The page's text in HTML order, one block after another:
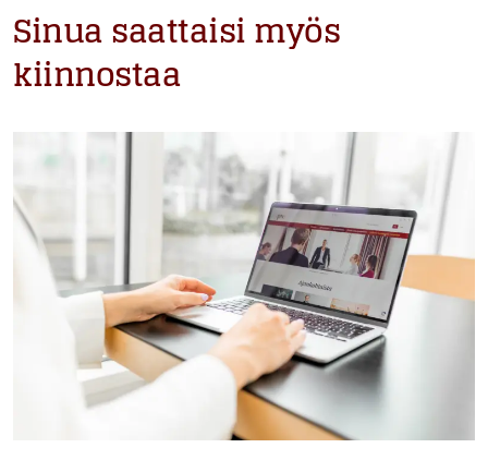
Sinua saattaisi myös
kiinnostaa